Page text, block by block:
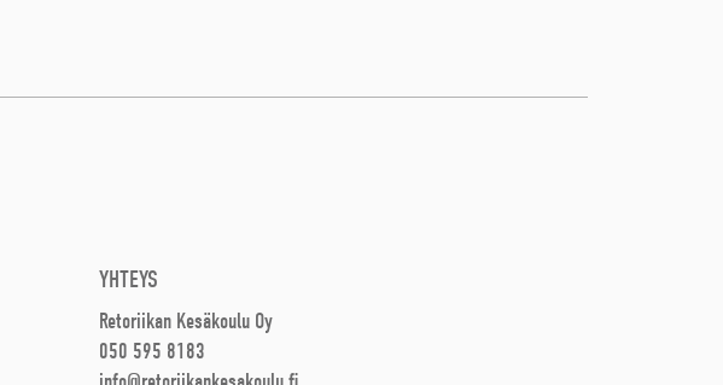
YHTEYS
Retoriikan Kesäkoulu Oy
050 595 8183